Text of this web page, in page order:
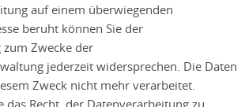
auf einem überwiegenden
beruht können Sie der
Zwecke der
jederzeit widersprechen. Die Daten
Zweck nicht mehr verarbeitet.
das Recht, der Datenverarbeitung zu